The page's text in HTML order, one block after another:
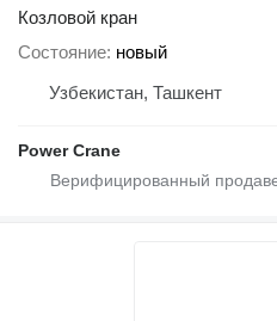
Козловой кран
Состояние новый
Узбекистан, Ташкент
Power Crane